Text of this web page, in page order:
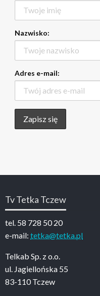
Nazwisko:
Adres e-mail:
Tv Tetka Tczew
tel. 58 728 50 20
e-mail: tetka@tetka.pl
Telkab Sp. z o.o.
ul. Jagiellońska 55
83-110 Tczew